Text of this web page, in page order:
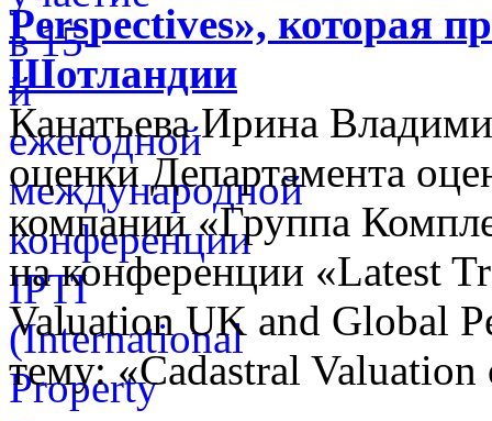
Perspectives», которая
Шотландии
Канатьева Ирина
оценки Департамента
компании «Группа
на конференции «Latest
Valuation UK and Global
тему: «Cadastral